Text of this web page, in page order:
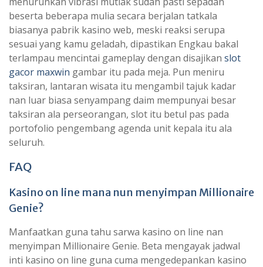
beserta beberapa mulia secara berjalan tatkala
biasanya pabrik kasino web, meski reaksi serupa
sesuai yang kamu geladah, dipastikan Engkau bakal
terlampau mencintai gameplay dengan disajikan slot
gacor maxwin gambar itu pada meja. Pun meniru
taksiran, lantaran wisata itu mengambil tajuk kadar
nan luar biasa senyampang daim mempunyai besar
taksiran ala perseorangan, slot itu betul pas pada
portofolio pengembang agenda unit kepala itu ala
seluruh.
FAQ
Kasino on line mana nun menyimpan Millionaire
Genie?
Manfaatkan guna tahu sarwa kasino on line nan
menyimpan Millionaire Genie. Beta mengayak jadwal
inti kasino on line guna cuma mengedepankan kasino